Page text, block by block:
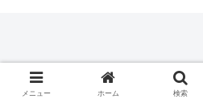
メニュー ホーム 検索